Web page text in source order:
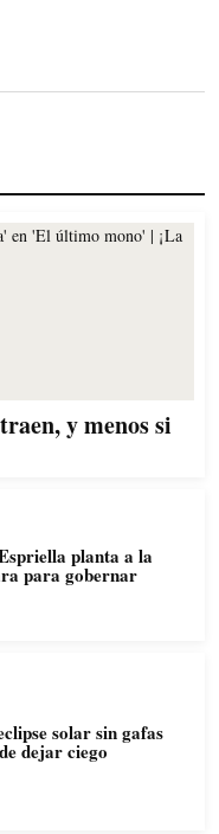
y menos si
planta a la
para gobernar
solar sin gafas
dejar ciego